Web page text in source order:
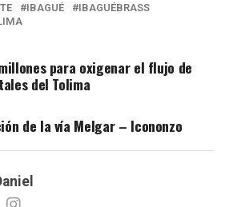
IBAGUÉ
IBAGUÉBRASS
para oxigenar el flujo de
del Tolima
de la vía Melgar – Icononzo